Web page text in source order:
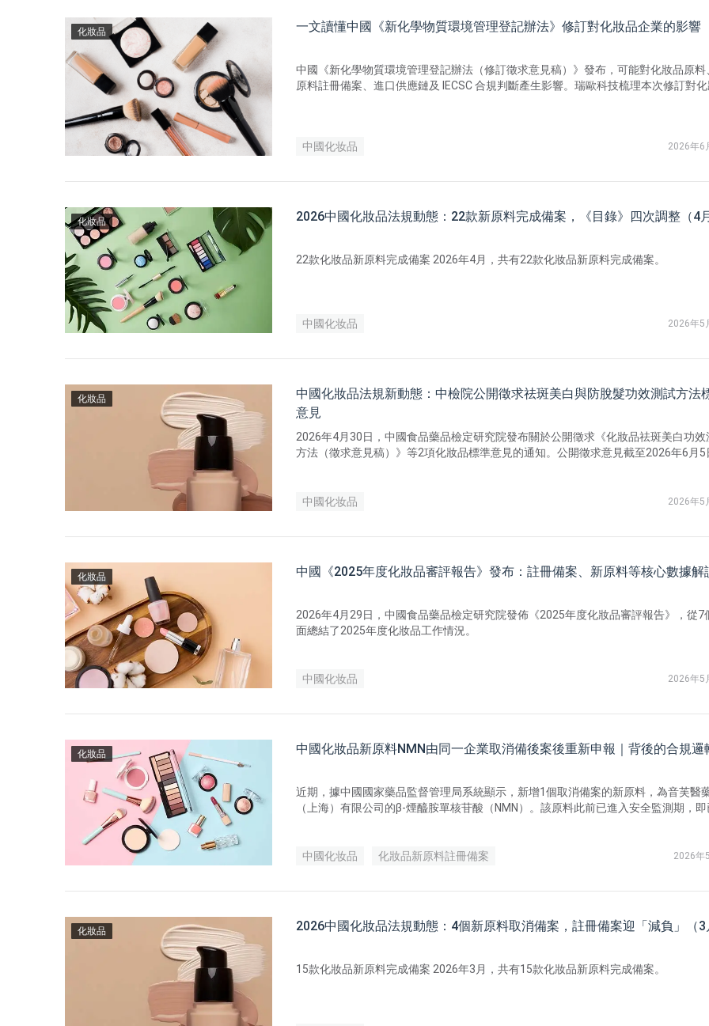
化妝品 一文讀懂中國《新化學物質環境管理登記辦法》修訂對化妝品企業的影響
中國《新化學物質環境管理登記辦法（修訂徵求意見稿）》發布，可能對化妝品原料
原料註冊備案、進口供應鏈及 IECSC 合規判斷產生影響。瑞歐科技梳理本次修訂對化
中國化妆品
2026年6
化妝品 2026中國化妝品法規動態：22款新原料完成備案，《目錄》四次調整（4月
22款化妝品新原料完成備案 2026年4月，共有22款化妝品新原料完成備案。
中國化妆品 2026年5
化妝品
中國化妝品法規新動態：中檢院公開徵求祛斑美白與防脫髮功效測試方法
意見
2026年4月30日，中國食品藥品檢定研究院發布關於公開徵求《化妝品祛斑美白功效
方法（徵求意見稿）》等2項化妝品標準意見的通知。公開徵求意見截至2026年6月5
中國化妆品 2026年5
化妝品 中國《2025年度化妝品審評報告》發布：註冊備案、新原料等核心數據解
2026年4月29日，中國食品藥品檢定研究院發佈《2025年度化妝品審評報告》，從7
面總結了2025年度化妝品工作情況。
中國化妆品 2026年5
化妝品 中國化妝品新原料NMN由同一企業取消備後案後重新申報｜背後的合規邏
近期，據中國國家藥品監督管理局系統顯示，新增1個取消備案的新原料，為音芙醫
（上海）有限公司的β-煙醯胺單核苷酸（NMN）。該原料此前已進入安全監測期，即
中國化妆品 化妝品新原料註冊備案 2026年
化妝品 2026中國化妝品法規動態：4個新原料取消備案，註冊備案迎「減負」（3
15款化妝品新原料完成備案 2026年3月，共有15款化妝品新原料完成備案。